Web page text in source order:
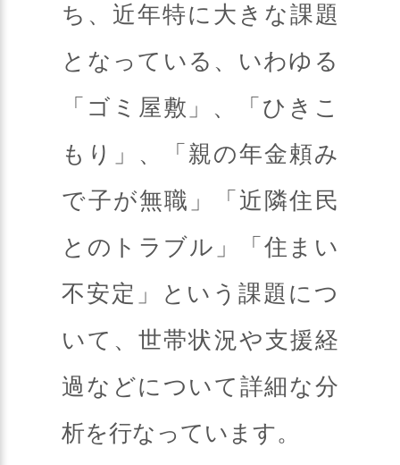
ち、近年特に大きな課題
となっている、いわゆる
「ゴミ屋敷」、「ひきこ
もり」、「親の年金頼み
で子が無職」「近隣住民
とのトラブル」「住まい
不安定」という課題につ
いて、世帯状況や支援経
過などについて詳細な分
析を行なっています。